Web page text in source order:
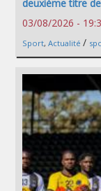
deuxième titre
03/08/2026 -
Sport, Actualité /